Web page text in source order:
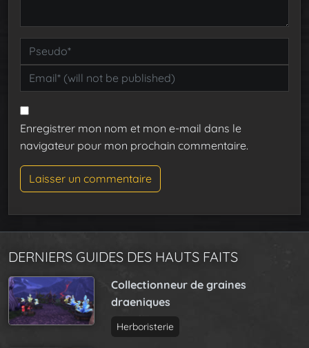
Enregistrer mon nom et mon e-mail dans le
navigateur pour mon prochain commentaire.
DERNIERS GUIDES DES HAUTS FAITS
Collectionneur de graines
draeniques
Herboristerie